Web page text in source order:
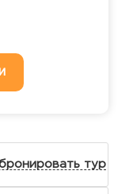
тур